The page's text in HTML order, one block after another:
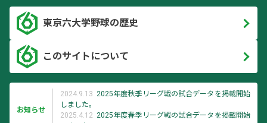
東京六大学野球の歴史
このサイトについて
お知らせ
2024.9.13 2025年度秋季リーグ戦の試合データを掲載開始
しました。
2025.4.12 2025年度春季リーグ戦の試合データを掲載開始